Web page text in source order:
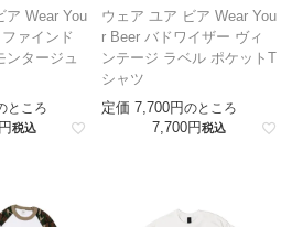
ア Wear You
ァインド
ンタージュ
ところ
税込
ウェア ユア ビア Wear You
r Beer バドワイザー ヴィ
ンテージ ラベル ポケットT
シャツ
定価 7,700 のところ
7,700 税込